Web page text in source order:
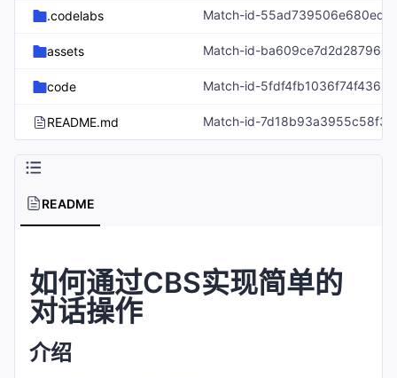
.codelabs
assets
code
README.md
README
如何通过CBS实现简单的
对话操作
介绍